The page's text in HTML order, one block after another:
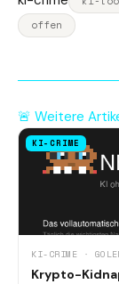
offen
🚨 Weitere
KI-CRIME
KI-CRIME ·
Krypto-